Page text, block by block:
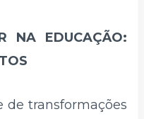
NA EDUCAÇÃO:
transformações